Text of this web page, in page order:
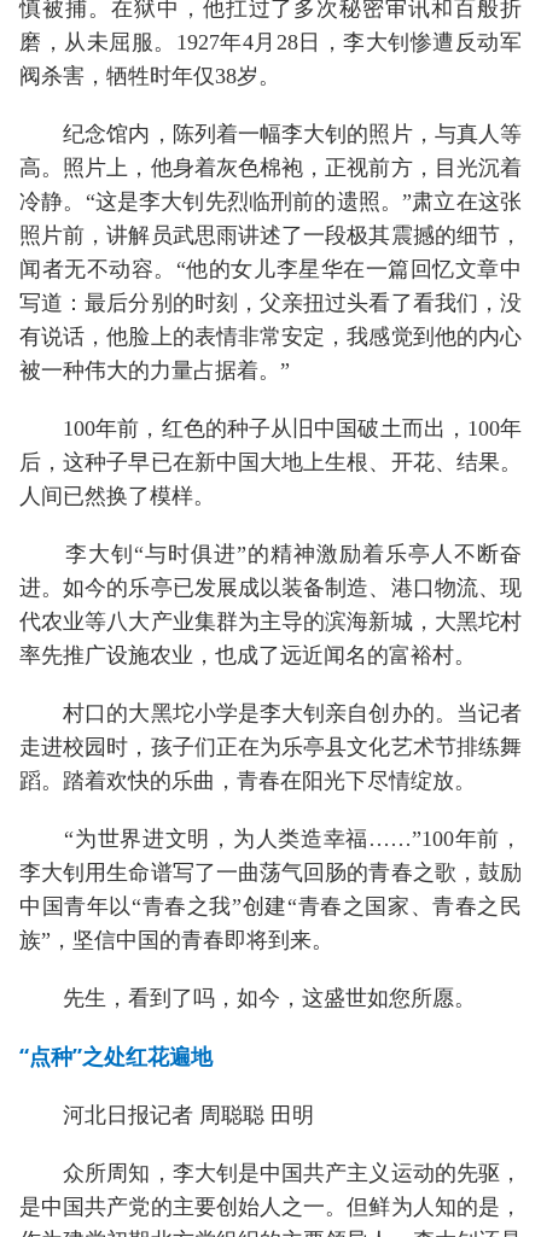
慎被捕。在狱中，他扛过了多次秘密审讯和百般折
磨，从未屈服。1927年4月28日，李大钊惨遭反动军
阀杀害，牺牲时年仅38岁。
纪念馆内，陈列着一幅李大钊的照片，与真人等
高。照片上，他身着灰色棉袍，正视前方，目光沉着
冷静。“这是李大钊先烈临刑前的遗照。”肃立在这张
照片前，讲解员武思雨讲述了一段极其震撼的细节，
闻者无不动容。“他的女儿李星华在一篇回忆文章中
写道：最后分别的时刻，父亲扭过头看了看我们，没
有说话，他脸上的表情非常安定，我感觉到他的内心
被一种伟大的力量占据着。”
100年前，红色的种子从旧中国破土而出，100年
后，这种子早已在新中国大地上生根、开花、结果。
人间已然换了模样。
李大钊“与时俱进”的精神激励着乐亭人不断奋
进。如今的乐亭已发展成以装备制造、港口物流、现
代农业等八大产业集群为主导的滨海新城，大黑坨村
率先推广设施农业，也成了远近闻名的富裕村。
村口的大黑坨小学是李大钊亲自创办的。当记者
走进校园时，孩子们正在为乐亭县文化艺术节排练舞
蹈。踏着欢快的乐曲，青春在阳光下尽情绽放。
“为世界进文明，为人类造幸福……”100年前，
李大钊用生命谱写了一曲荡气回肠的青春之歌，鼓励
中国青年以“青春之我”创建“青春之国家、青春之民
族”，坚信中国的青春即将到来。
先生，看到了吗，如今，这盛世如您所愿。
“点种”之处红花遍地
河北日报记者 周聪聪 田明
众所周知，李大钊是中国共产主义运动的先驱，
是中国共产党的主要创始人之一。但鲜为人知的是，